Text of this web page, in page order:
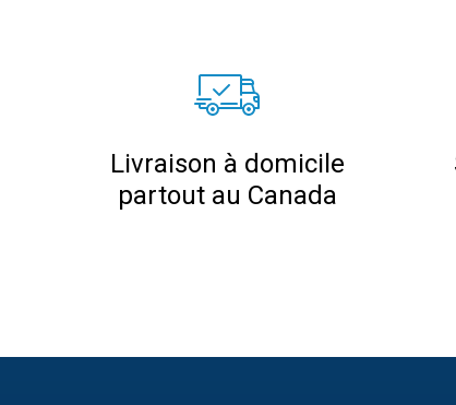
Livraison à domicile
partout au Canada